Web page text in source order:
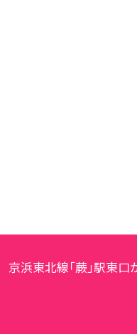
京浜東北線「蕨」駅東